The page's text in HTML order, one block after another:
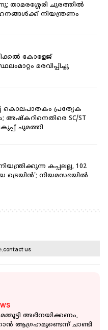
താമരശ്ശേരി ചുരത്തില്‍
നിയന്ത്രണം
കോളേജ്
മരവിപ്പിച്ചു
കൊലപാതകം പ്രത്യേക
SC/ST
ചുമത്തി
കപ്പലല്ല, 102
നിയമസഭയില്‍
contact us
അഭിനയിക്കണം,
ആഗ്രഹമുണ്ടെന്ന് ചാണ്ടി